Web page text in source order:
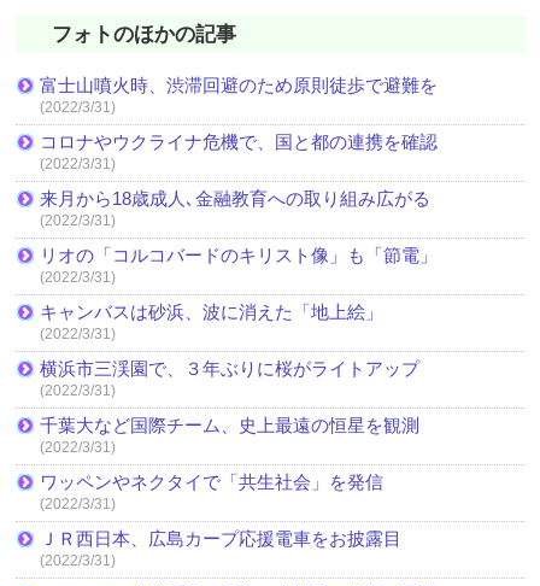
フォトのほかの記事
富士山噴火時、渋滞回避のため原則徒歩で避難を
(2022/3/31)
コロナやウクライナ危機で、国と都の連携を確認
(2022/3/31)
来月から18歳成人､金融教育への取り組み広がる
(2022/3/31)
リオの「コルコバードのキリスト像」も「節電」
(2022/3/31)
キャンバスは砂浜、波に消えた「地上絵」
(2022/3/31)
横浜市三渓園で、３年ぶりに桜がライトアップ
(2022/3/31)
千葉大など国際チーム、史上最遠の恒星を観測
(2022/3/31)
ワッペンやネクタイで「共生社会」を発信
(2022/3/31)
ＪＲ西日本、広島カープ応援電車をお披露目
(2022/3/31)